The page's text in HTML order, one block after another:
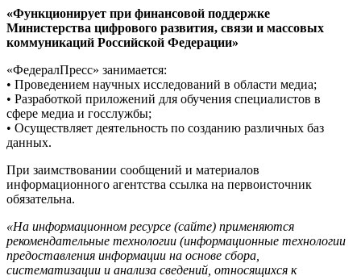
«Функционирует при финансовой поддержке
Министерства цифрового развития, связи и массовых
коммуникаций Российской Федерации»
«ФедералПресс» занимается:
• Проведением научных исследований в области медиа;
• Разработкой приложений для обучения специалистов в
сфере медиа и госслужбы;
• Осуществляет деятельность по созданию различных баз
данных.
При заимствовании сообщений и материалов
информационного агентства ссылка на первоисточник
обязательна.
«На информационном ресурсе (сайте) применяются
рекомендательные технологии (информационные технологии
предоставления информации на основе сбора,
систематизации и анализа сведений, относящихся к